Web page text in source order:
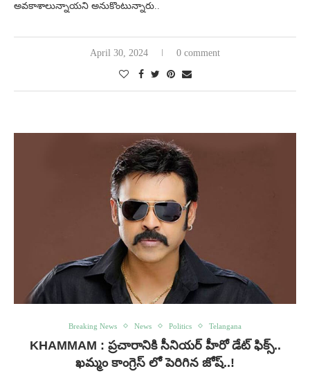
అవకాశాలున్నాయని అనుకొంటున్నారు..
April 30, 2024 0 comment
Breaking News News Politics Telangana
KHAMMAM : ప్రచారానికి సీనియర్ హీరో డేట్ ఫిక్స్..
ఖమ్మం కాంగ్రెస్ లో పెరిగిన జోష్..!